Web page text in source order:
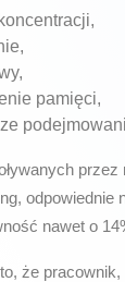
pamięci,
odpowiednie
nawet o
że